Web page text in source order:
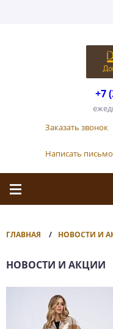
+7
Заказать звонок
Написать письмо
ГЛАВНАЯ НОВОСТИ И
НОВОСТИ И АКЦИИ